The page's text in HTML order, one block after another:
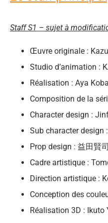
Staff S1 – sujet à
Œuvre originale :
Studio d’animation :
Réalisation : Aya
Composition de la
Character design :
Sub character design
Prop design : 益田賢司
Cadre artistique :
Direction artistique :
Conception des
Réalisation 3D : Ikuto